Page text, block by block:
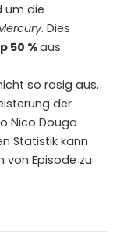
um die
. Dies
50 %aus.
so rosig aus.
der
Nico Douga
Statistik kann
von Episode zu